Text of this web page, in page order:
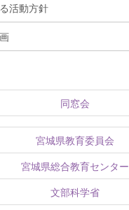
活動方針
同窓会
宮城県教育委員会
宮城県総合教育センター
文部科学省